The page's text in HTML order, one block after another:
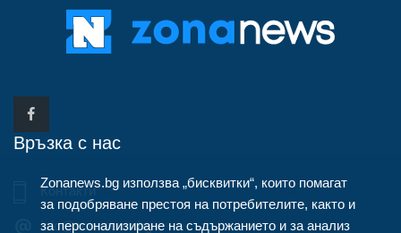
Връзка с нас
Контакти
info@zonanews.bg
Zonanews.bg използва „бисквитки“, които помагат
за подобряване престоя на потребителите, както и
за персонализиране на съдържанието и за анализ